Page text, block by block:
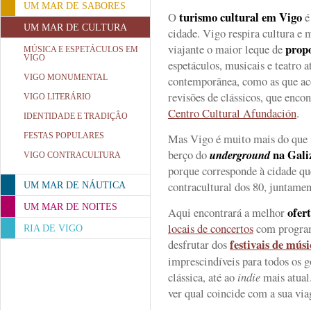
UM MAR DE SABORES
UM MAR DE CULTURA
MÚSICA E ESPETÁCULOS EM
VIGO
VIGO MONUMENTAL
VIGO LITERÁRIO
IDENTIDADE E TRADIÇÂO
FESTAS POPULARES
VIGO CONTRACULTURA
UM MAR DE NÁUTICA
UM MAR DE NOITES
RIA DE VIGO
Oturismo cultural em Vigo
cidade. Vigo respira cultura e
viajante o maior leque de
espetáculos, musicais e teatro
contemporânea, como as que
revisões de clássicos, que
Centro Cultural Afundación.
Mas Vigo é muito mais do
berço doundergroundna
porque corresponde à cidade
contracultural dos 80,
Aqui encontrará a melhor
locais de concertoscom
desfrutar dosfestivais de
imprescindíveis para todos os
clássica, até ao indiemais
ver qual coincide com a sua